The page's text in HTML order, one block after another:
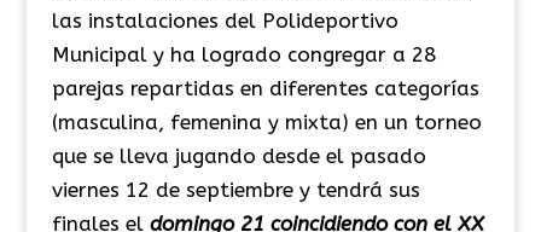
las instalaciones del Polideportivo
Municipal y ha logrado congregar a 28
parejas repartidas en diferentes categorías
(masculina, femenina y mixta) en un torneo
que se lleva jugando desde el pasado
viernes 12 de septiembre y tendrá sus
finales el domingo 21 coincidiendo con el XX